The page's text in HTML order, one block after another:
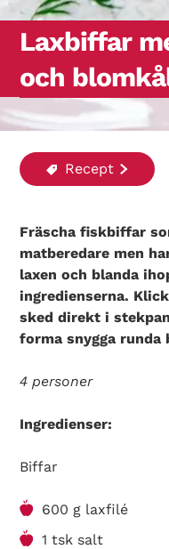
Laxbiffar
och
Recept
Fräscha fiskbiffar
matberedare men
laxen och blanda
ingredienserna.
sked direkt i
forma snygga
4 personer
Ingredienser:
Biffar
600 g laxfilé
1 tsk salt